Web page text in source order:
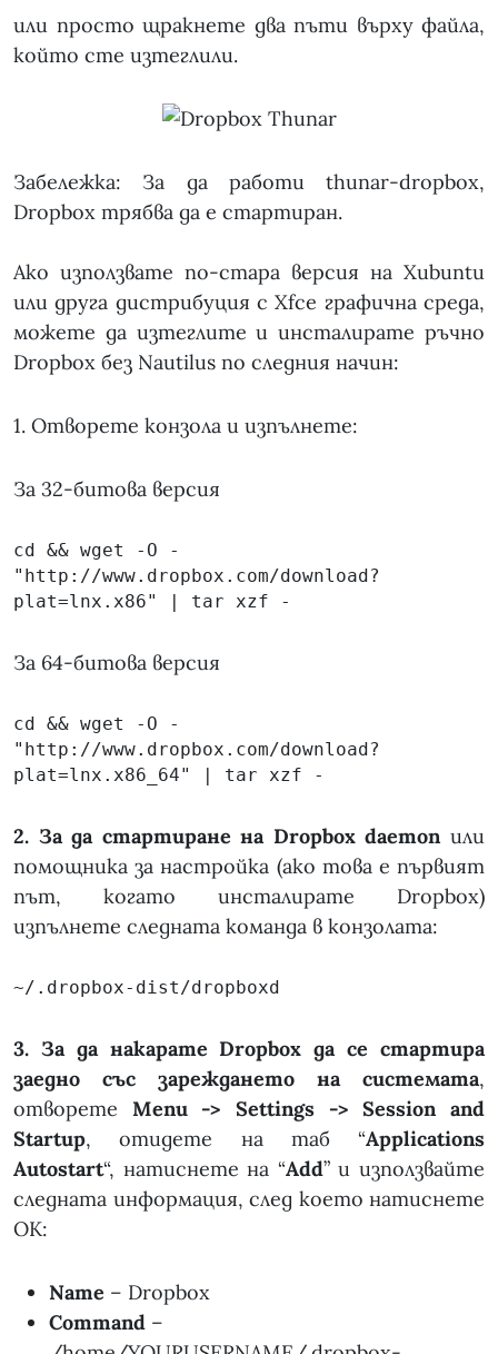
или просто щракнете два пъти върху файла,
който сте изтеглили.
Забележка: За да работи thunar-dropbox,
Dropbox трябва да е стартиран.
Ако използвате по-стара версия на Xubuntu
или друга дистрибуция с Xfce графична среда,
можете да изтеглите и инсталирате ръчно
Dropbox без Nautilus по следния начин:
1. Отворете конзола и изпълнете:
За 32-битова версия
cd && wget -O -
"http://www.dropbox.com/download?
plat=lnx.x86" | tar xzf -
За 64-битова версия
cd && wget -O -
"http://www.dropbox.com/download?
plat=lnx.x86_64" | tar xzf -
2. За да стартиране на Dropbox daemonили
помощника за настройка (ако това е първият
път, когато инсталирате Dropbox)
изпълнете следната команда в конзолата:
~/.dropbox-dist/dropboxd
3. За да накарате Dropbox да се стартира
заедно със зареждането на системата,
отворете Menu -> Settings -> Session and
Startup, отидете на таб “Applications
Autostart“, натиснете на “Add” и използвайте
следната информация, след което натиснете
OK:
Name – Dropbox
Command –